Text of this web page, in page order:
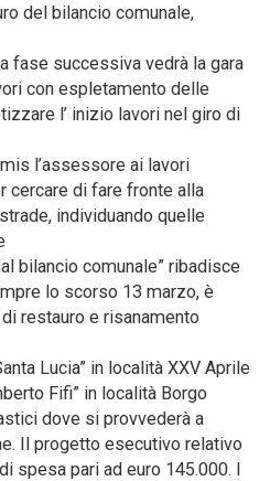
del bilancio comunale,
fase successiva vedrà la gara
con espletamento delle
l’ inizio lavori nel giro di
l’assessore ai lavori
cercare di fare fronte alla
individuando quelle
bilancio comunale” ribadisce
lo scorso 13 marzo, è
restauro e risanamento
Lucia” in località XXV Aprile
Fifi” in località Borgo
dove si provvederà a
Il progetto esecutivo relativo
spesa pari ad euro 145.000. I